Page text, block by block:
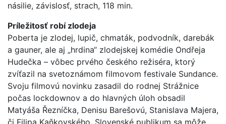
násilie, závislosť, strach, 118 min.
Príležitosť robí zlodeja
Poberta je zlodej, lupič, chmaták, podvodník, darebák
a gauner, ale aj „hrdina“ zlodejskej komédie Ondřeja
Hudečka – vôbec prvého českého režiséra, ktorý
zvíťazil na svetoznámom filmovom festivale Sundance.
Svoju filmovú novinku zasadil do rodnej Strážnice
počas lockdownov a do hlavných úloh obsadil
Matyáša Řezníčka, Denisu Barešovú, Stanislava Majera,
či Filipa Kaňkovského. Slovenské publikum sa môže